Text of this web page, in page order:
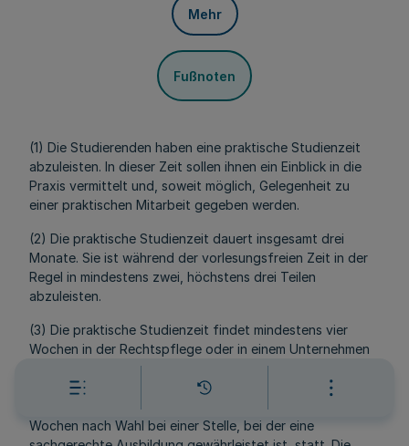
Mehr
Fußnoten
(1) Die Studierenden haben eine praktische Studienzeit
abzuleisten. In dieser Zeit sollen ihnen ein Einblick in die
Praxis vermittelt und, soweit möglich, Gelegenheit zu
einer praktischen Mitarbeit gegeben werden.
(2) Die praktische Studienzeit dauert insgesamt drei
Monate. Sie ist während der vorlesungsfreien Zeit in der
Regel in mindestens zwei, höchstens drei Teilen
abzuleisten.
(3) Die praktische Studienzeit findet mindestens vier
Wochen in der Rechtspflege oder in einem Unternehmen
der freien Wirtschaft, mindestens vier Wochen bei einer
mit Verwaltungsaufgaben betrauten Stelle und im Falle
von drei Teilen der praktischen Studienzeit maximal vier
Wochen nach Wahl bei einer Stelle, bei der eine